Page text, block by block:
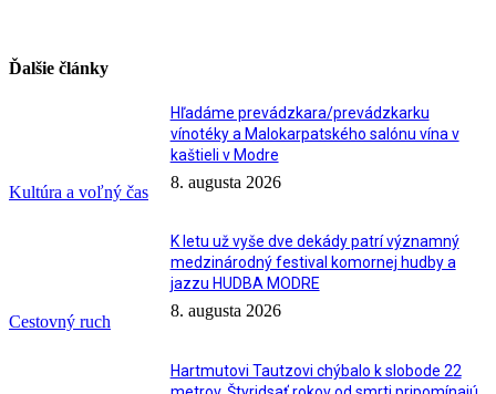
Ďalšie články
Kultúra a voľný čas
Hľadáme prevádzkara/prevádzkarku
vínotéky a Malokarpatského salónu vína v
kaštieli v Modre
8. augusta 2026
Cestovný ruch
K letu už vyše dve dekády patrí významný
medzinárodný festival komornej hudby a
jazzu HUDBA MODRE
8. augusta 2026
Hartmutovi Tautzovi chýbalo k slobode 22